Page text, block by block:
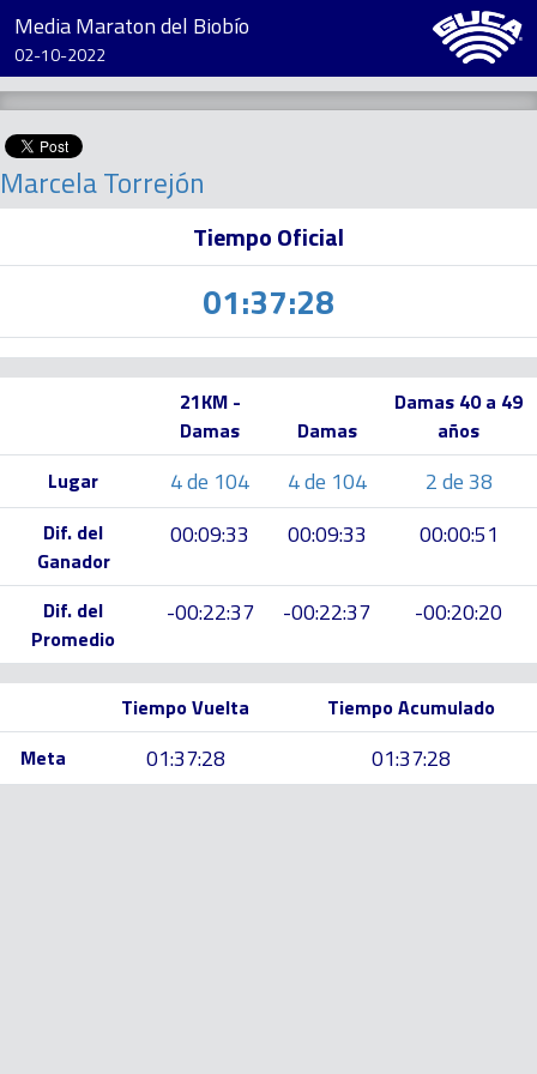
Media Maraton del Biobío
02-10-2022
Marcela Torrejón
Tiempo Oficial
01:37:28
21KM -
Damas
Damas
Damas 40 a 49
años
Lugar
4 de 104 4 de 104 2 de 38
Dif. del
Ganador
00:09:33 00:09:33 00:00:51
Dif. del
Promedio
-00:22:37 -00:22:37 -00:20:20
Tiempo Vuelta
Tiempo Acumulado
Meta
01:37:28 01:37:28